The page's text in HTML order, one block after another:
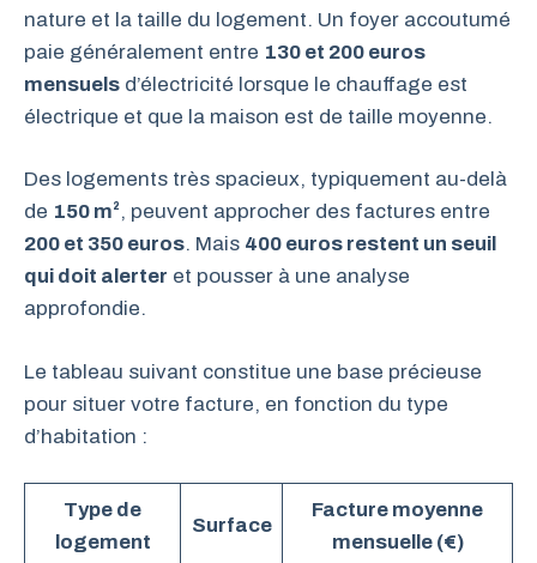
nature et la taille du logement. Un foyer accoutumé
paie généralement entre 130 et 200 euros
mensuels d’électricité lorsque le chauffage est
électrique et que la maison est de taille moyenne.
Des logements très spacieux, typiquement au-delà
de 150 m², peuvent approcher des factures entre
200 et 350 euros. Mais 400 euros restent un seuil
qui doit alerter et pousser à une analyse
approfondie.
Le tableau suivant constitue une base précieuse
pour situer votre facture, en fonction du type
d’habitation :
Type de
logement
Surface
Facture moyenne
mensuelle (€)